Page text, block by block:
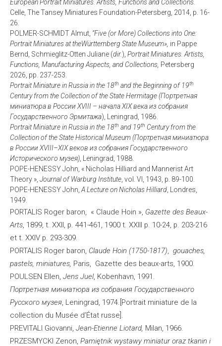
European Portrait Miniatures. Artists, Functions and Collections.
Celle, The Tansey Miniatures Foundation-Petersberg, 2014, p. 16-
26
POLMER-SCHMIDT Almut, “Five (or More) Collections into One:
Portrait Miniatures at theWürttemberg State Museum», in Pappe
Bernd, Schmieglitz-Otten Juliane (dir.), Portrait Miniatures. Artists,
Functions, Manufacturing Aspects, and Collections, Petersberg
2026, pp. 237-253.
Portrait Miniature in Russia in the 18th and the Beginning of 19th
Century from the Collection of the State Hermitage (Портретная
миниатюрав России XVIII – началаXIXвекаизсобрания
Государственного Эрмитажа), Leningrad, 1986.
Portrait Miniature in Russia in the 18th and 19th Century from the
Collection of the State Historical Museum (Портретная миниатюра
в России XVIII–XIX веков из собрания Государственного
Исторического музея) , Leningrad, 1988.
POPE-HENESSY John, « Nicholas Hilliard and Mannerist Art
Theory », Journal of Warburg Institute , vol. VI, 1943, p. 89-100.
POPE-HENESSY John, A Lecture on Nicholas Hilliard , Londres,
1949.
PORTALIS Roger baron, « Claude Hoin », Gazette des Beaux-
Arts, 1899, t. XXII, p. 441-461, 1900 t. XXIII p. 10-24, p. 203-216
et t. XXIV p. 293-309.
PORTALIS Roger baron, Claude Hoin (1750-1817), gouaches,
pastels, miniatures, Paris, Gazette des beaux-arts, 1900.
POULSEN Ellen, Jens Juel, Kobenhavn, 1991.
Портретная миниатюра из собрания Государственного
Русского музея, Leningrad, 1974.[Portrait miniature de la
collection du Musée d’État russe].
PREVITALI Giovanni, Jean-Etienne Liotard, Milan, 1966.
PRZESMYCKI Zenon, Pamiętnik wystawy miniatur oraz tkanin i